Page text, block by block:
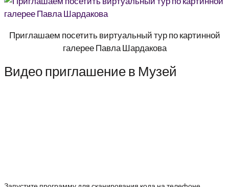
Приглашаем посетить виртуальный тур по картинной
галерее Павла Шардакова
Видео приглашение в Музей